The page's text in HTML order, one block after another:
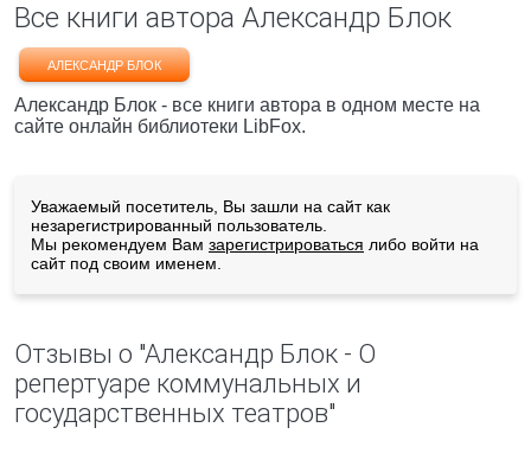
Все книги автора Александр Блок
АЛЕКСАНДР БЛОК
Александр Блок - все книги автора в одном месте на
сайте онлайн библиотеки LibFox.
Уважаемый посетитель, Вы зашли на сайт как
незарегистрированный пользователь.
Мы рекомендуем Вам зарегистрироваться либо войти на
сайт под своим именем.
Отзывы о "Александр Блок - О
репертуаре коммунальных и
государственных театров"